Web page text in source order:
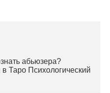
абьюзера?
Таро Психологический